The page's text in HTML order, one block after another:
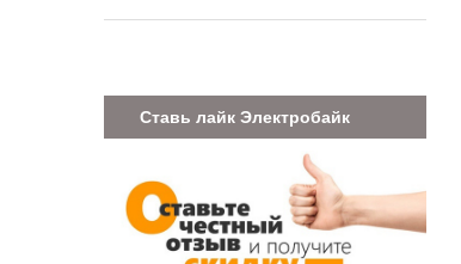
Ставь лайк Электробайк